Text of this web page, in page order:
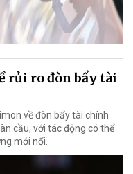
rủi ro đòn bẩy tài
về đòn bẩy tài chính
cầu, với tác động có thể
mới nổi.